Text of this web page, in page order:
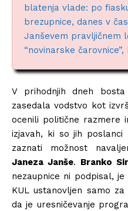
blatenja vlade: po
brezupnice, danes v
Janševem pravljičnem
“novinarske čarovnice”,
V prihodnjih dneh
zasedala vodstvo kot
ocenili politične razmere
izjavah, ki so jih
zaznati možnost
Janeza Janše. Branko
nezaupnice ni podpisal,
KUL ustanovljen samo
da je uresničevanje